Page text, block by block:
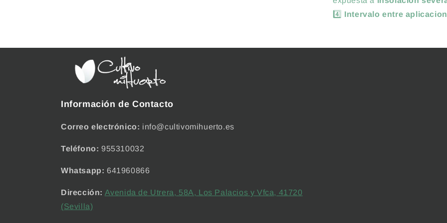
4️⃣ Intervalo entre
Información de Contacto
Correo electrónico: info@cultivomihuerto.es
Teléfono: 955310032
Whatsapp: 641960866
Dirección: Avenida de Utrera, 58A, Los Palacios y Vfca, 41720
(Sevilla)